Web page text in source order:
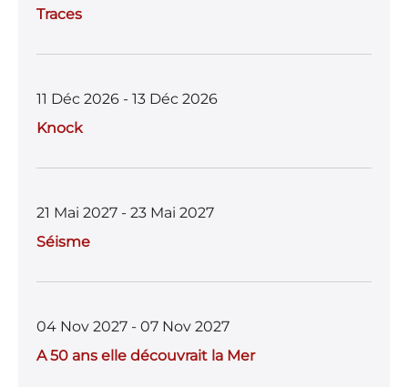
Traces
11 Déc 2026 - 13 Déc 2026
Knock
21 Mai 2027 - 23 Mai 2027
Séisme
04 Nov 2027 - 07 Nov 2027
A 50 ans elle découvrait la Mer